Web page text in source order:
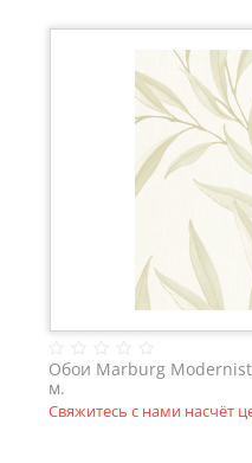
Обои Marburg
м.
Свяжитесь с нами насчёт